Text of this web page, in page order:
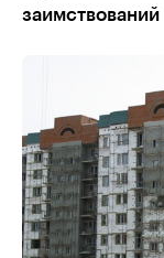
заимствований